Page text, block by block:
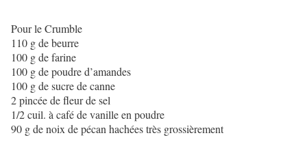
Pour le Crumble
110 g de beurre
100 g de farine
100 g de poudre d’amandes
100 g de sucre de canne
2 pincée de fleur de sel
1/2 cuil. à café de vanille en poudre
90 g de noix de pécan hachées très grossièrement